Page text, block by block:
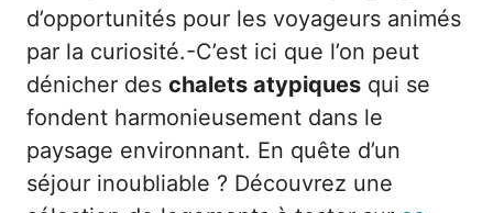
d’opportunités pour les voyageurs animés
par la curiosité.-C’est ici que l’on peut
dénicher des chalets atypiques qui se
fondent harmonieusement dans le
paysage environnant. En quête d’un
séjour inoubliable ? Découvrez une